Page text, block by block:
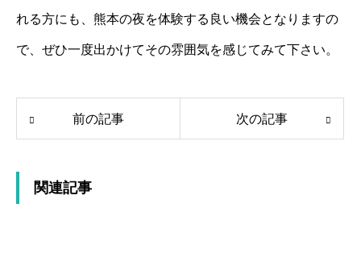
れる方にも、熊本の夜を体験する良い機会となりますの
で、ぜひ一度出かけてその雰囲気を感じてみて下さい。
前の記事 次の記事
関連記事